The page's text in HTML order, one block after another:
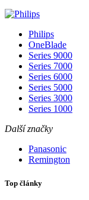
Philips
OneBlade
Series 9000
Series 7000
Series 6000
Series 5000
Series 3000
Series 1000
Další značky
Panasonic
Remington
Top články